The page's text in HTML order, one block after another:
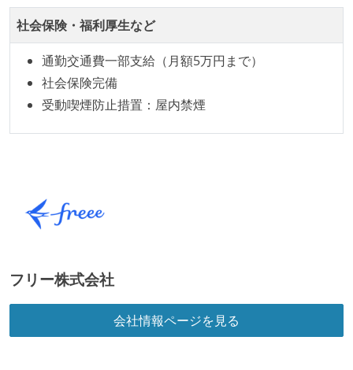
レッジの共有を積極的に行っている（属人性を減らす
取り組みをしている）
労働環境の自由度
フレックスタイム制または裁量労働制を採用している
メンバーの多様性
待遇・福利厚生
イが支給される
ストックオプションまたは自社株購入支援制度がある
社会保険・福利厚生など
通勤交通費一部支給（月額5万円まで）
社会保険完備
受動喫煙防止措置：屋内禁煙
フリー株式会社
会社情報ページを見る